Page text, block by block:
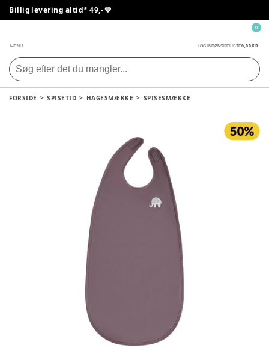
Billig levering altid* 49,- 💙
MENU LOG INDØNSKELISTE0,00 KR.
0
FORSIDE SPISETID HAGESMÆKKE SPISESMÆKKE